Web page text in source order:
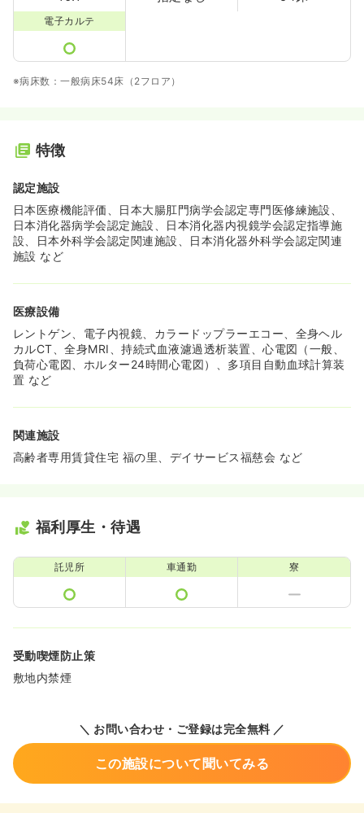
電子カルテ
※病床数：一般病床54床（2フロア）
特徴
認定施設
日本医療機能評価、日本大腸肛門病学会認定専門医修練施設、
日本消化器病学会認定施設、日本消化器内視鏡学会認定指導施
設、日本外科学会認定関連施設、日本消化器外科学会認定関連
施設 など
医療設備
レントゲン、電子内視鏡、カラードップラーエコー、全身ヘル
カルCT、全身MRI、持続式血液濾過透析装置、心電図（一般、
負荷心電図、ホルター24時間心電図）、多項目自動血球計算装
置 など
関連施設
高齢者専用賃貸住宅 福の里、デイサービス福慈会 など
福利厚生・待遇
託児所 車通勤 寮
受動喫煙防止策
敷地内禁煙
＼ お問い合わせ・ご登録は完全無料 ／
この施設について聞いてみる